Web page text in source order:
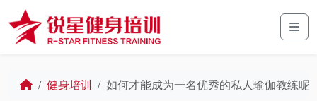
Skip to content
Skip to footer
Home健身培训 如何才能成为一名优秀的私人瑜伽教练呢?